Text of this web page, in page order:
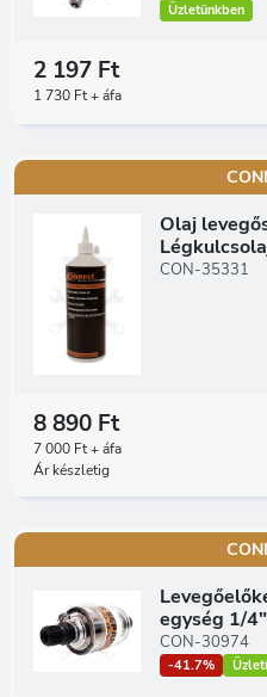
Üzletünkben
2 197 Ft
1 730 Ft + áfa
Olaj
CON-35331
8 890 Ft
7 000 Ft + áfa
Ár készletig
egység 1/4"
CON-30974
-41.7%